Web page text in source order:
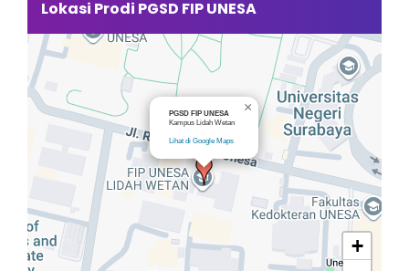
Lokasi Prodi PGSD FIP UNESA
PGSD FIP UNESA
Kampus Lidah Wetan
Lihat di Google Maps
×
+